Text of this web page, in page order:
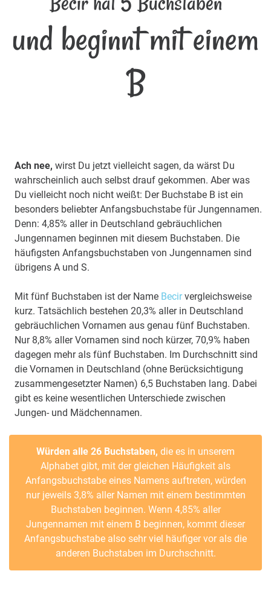
und beginnt mit einem
B
Ach nee, wirst Du jetzt vielleicht sagen, da wärst Du
wahrscheinlich auch selbst drauf gekommen. Aber was
Du vielleicht noch nicht weißt: Der Buchstabe B ist ein
besonders beliebter Anfangsbuchstabe für Jungennamen.
Denn: 4,85% aller in Deutschland gebräuchlichen
Jungennamen beginnen mit diesem Buchstaben. Die
häufigsten Anfangsbuchstaben von Jungennamen sind
übrigens A und S.
Mit fünf Buchstaben ist der Name Becirvergleichsweise
kurz. Tatsächlich bestehen 20,3% aller in Deutschland
gebräuchlichen Vornamen aus genau fünf Buchstaben.
Nur 8,8% aller Vornamen sind noch kürzer, 70,9% haben
dagegen mehr als fünf Buchstaben. Im Durchschnitt sind
die Vornamen in Deutschland (ohne Berücksichtigung
zusammengesetzter Namen) 6,5 Buchstaben lang. Dabei
gibt es keine wesentlichen Unterschiede zwischen
Jungen- und Mädchennamen.
Würden alle 26 Buchstaben, die es in unserem
Alphabet gibt, mit der gleichen Häufigkeit als
Anfangsbuchstabe eines Namens auftreten, würden
nur jeweils 3,8% aller Namen mit einem bestimmten
Buchstaben beginnen. Wenn 4,85% aller
Jungennamen mit einem B beginnen, kommt dieser
Anfangsbuchstabe also sehr viel häufiger vor als die
anderen Buchstaben im Durchschnitt.